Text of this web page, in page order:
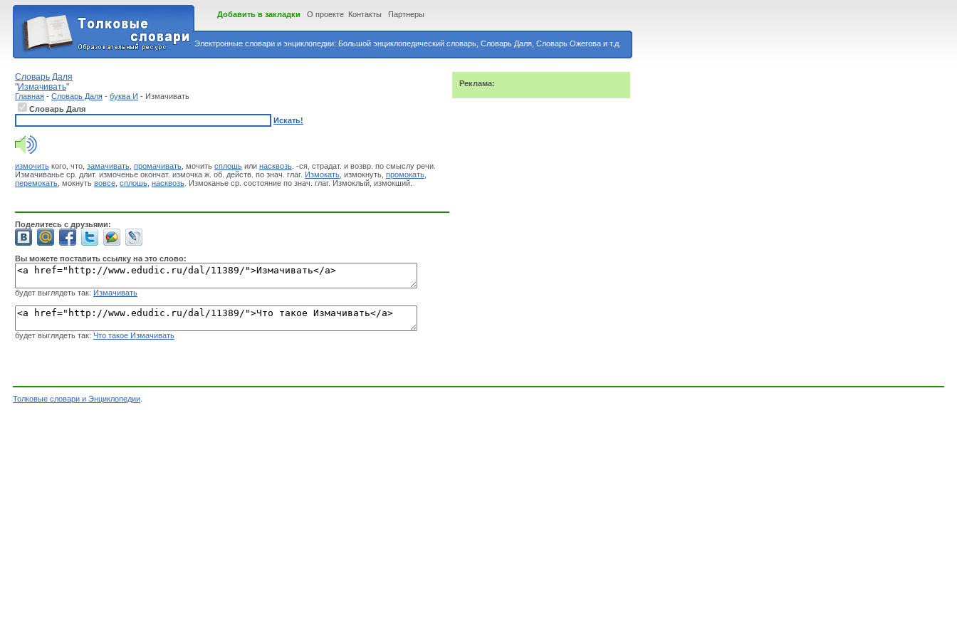
Электронные словари и энциклопедии: Большой энциклопедический словарь, Словарь Даля, Словарь Ожегова и т.д.
Добавить в закладки О проекте Контакты Партнеры
Словарь Даля
"Измачивать"
Главная - Словарь Даля - буква И - Измачивать
Словарь Даля
Искать!
измочить кого, что, замачивать промачивать , мочить сплошь или насквозь . -ся, страдат. и возвр. по смыслу речи.
Измачиванье ср. длит. измоченье окончат. измочка ж. об. действ. по знач. глаг. Измокать , измокнуть, промокать
перемокать , мокнуть вовсе сплошь насквозь . Измоканье ср. состояние по знач. глаг. Измоклый, измокший.
Поделитесь с друзьями:
Вы можете поставить ссылку на это слово:
будет выглядеть так: Измачивать
будет выглядеть так: Что такое Измачивать
Реклама:
Толковые словари и Энциклопедии